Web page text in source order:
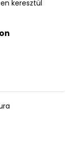
keresztül